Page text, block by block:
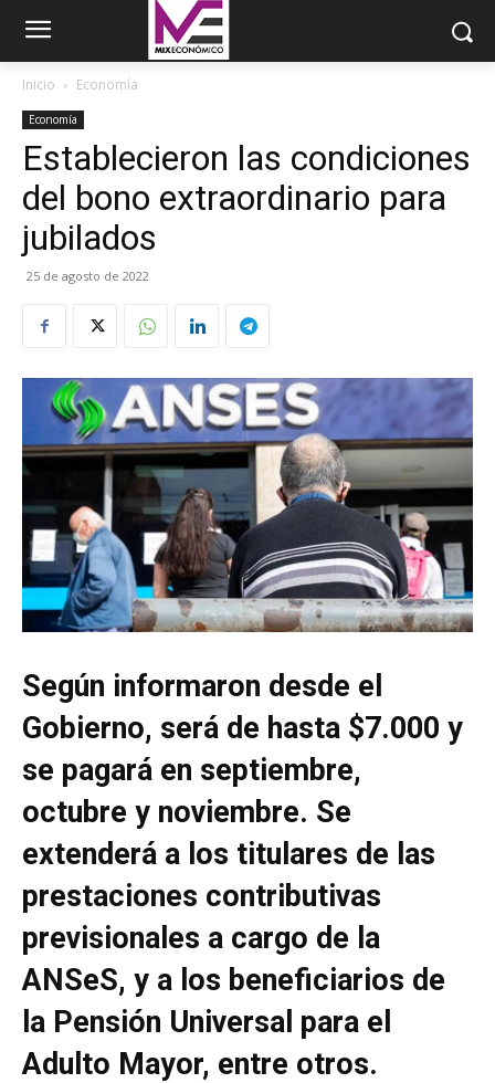
Inicio Economía
Economía
Establecieron las condiciones
del bono extraordinario para
jubilados
25 de agosto de 2022
Según informaron desde el
Gobierno, será de hasta $7.000 y
se pagará en septiembre,
octubre y noviembre. Se
extenderá a los titulares de las
prestaciones contributivas
previsionales a cargo de la
ANSeS, y a los beneficiarios de
la Pensión Universal para el
Adulto Mayor, entre otros.